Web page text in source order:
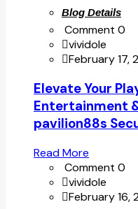
Blog Details
Comment 0
vividole
February 17,
Elevate Your
Entertainment
pavilion88s
Read More
Comment 0
vividole
February 16,